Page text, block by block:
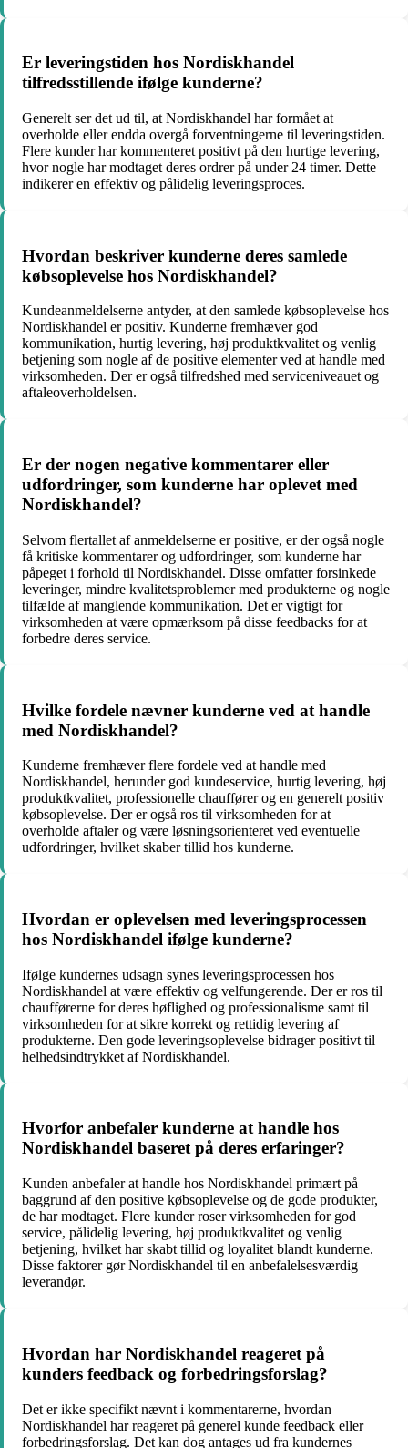
Er leveringstiden hos Nordiskhandel
tilfredsstillende ifølge kunderne?
Generelt ser det ud til, at Nordiskhandel har formået at
overholde eller endda overgå forventningerne til leveringstiden.
Flere kunder har kommenteret positivt på den hurtige levering,
hvor nogle har modtaget deres ordrer på under 24 timer. Dette
indikerer en effektiv og pålidelig leveringsproces.
Hvordan beskriver kunderne deres samlede
købsoplevelse hos Nordiskhandel?
Kundeanmeldelserne antyder, at den samlede købsoplevelse hos
Nordiskhandel er positiv. Kunderne fremhæver god
kommunikation, hurtig levering, høj produktkvalitet og venlig
betjening som nogle af de positive elementer ved at handle med
virksomheden. Der er også tilfredshed med serviceniveauet og
aftaleoverholdelsen.
Er der nogen negative kommentarer eller
udfordringer, som kunderne har oplevet med
Nordiskhandel?
Selvom flertallet af anmeldelserne er positive, er der også nogle
få kritiske kommentarer og udfordringer, som kunderne har
påpeget i forhold til Nordiskhandel. Disse omfatter forsinkede
leveringer, mindre kvalitetsproblemer med produkterne og nogle
tilfælde af manglende kommunikation. Det er vigtigt for
virksomheden at være opmærksom på disse feedbacks for at
forbedre deres service.
Hvilke fordele nævner kunderne ved at handle
med Nordiskhandel?
Kunderne fremhæver flere fordele ved at handle med
Nordiskhandel, herunder god kundeservice, hurtig levering, høj
produktkvalitet, professionelle chauffører og en generelt positiv
købsoplevelse. Der er også ros til virksomheden for at
overholde aftaler og være løsningsorienteret ved eventuelle
udfordringer, hvilket skaber tillid hos kunderne.
Hvordan er oplevelsen med leveringsprocessen
hos Nordiskhandel ifølge kunderne?
Ifølge kundernes udsagn synes leveringsprocessen hos
Nordiskhandel at være effektiv og velfungerende. Der er ros til
chaufførerne for deres høflighed og professionalisme samt til
virksomheden for at sikre korrekt og rettidig levering af
produkterne. Den gode leveringsoplevelse bidrager positivt til
helhedsindtrykket af Nordiskhandel.
Hvorfor anbefaler kunderne at handle hos
Nordiskhandel baseret på deres erfaringer?
Kunden anbefaler at handle hos Nordiskhandel primært på
baggrund af den positive købsoplevelse og de gode produkter,
de har modtaget. Flere kunder roser virksomheden for god
service, pålidelig levering, høj produktkvalitet og venlig
betjening, hvilket har skabt tillid og loyalitet blandt kunderne.
Disse faktorer gør Nordiskhandel til en anbefalelsesværdig
leverandør.
Hvordan har Nordiskhandel reageret på
kunders feedback og forbedringsforslag?
Det er ikke specifikt nævnt i kommentarerne, hvordan
Nordiskhandel har reageret på generel kunde feedback eller
forbedringsforslag. Det kan dog antages ud fra kundernes